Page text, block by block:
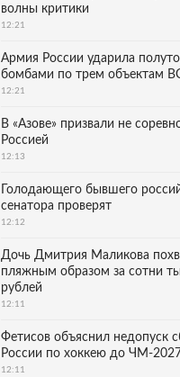
волны критики
12:21
Армия России ударила
бомбами по трем объектам
12:21
В «Азове» призвали не
Россией
12:13
Голодающего бывшего
сенатора проверят
12:12
Дочь Дмитрия Маликова
пляжным образом за сотни
рублей
12:11
Фетисов объяснил недопуск
России по хоккею до ЧМ-2027
12:11